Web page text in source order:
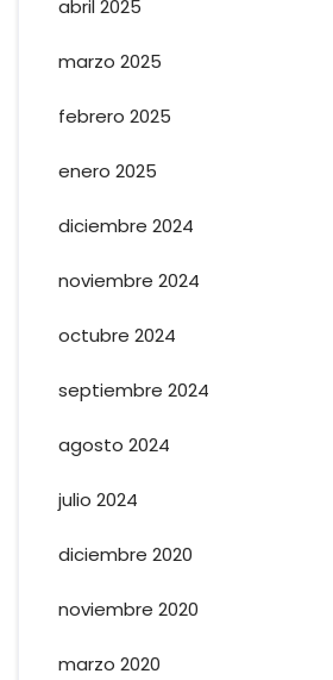
abril 2025
marzo 2025
febrero 2025
enero 2025
diciembre 2024
noviembre 2024
octubre 2024
septiembre 2024
agosto 2024
julio 2024
diciembre 2020
noviembre 2020
marzo 2020